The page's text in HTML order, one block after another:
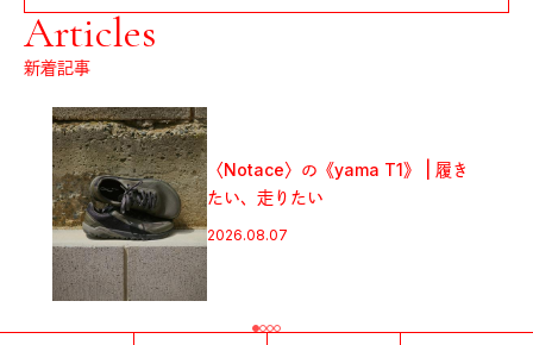
Articles
新着記事
〈Notace〉の《yama T1》 | 履き
たい、走りたい
2026.08.07